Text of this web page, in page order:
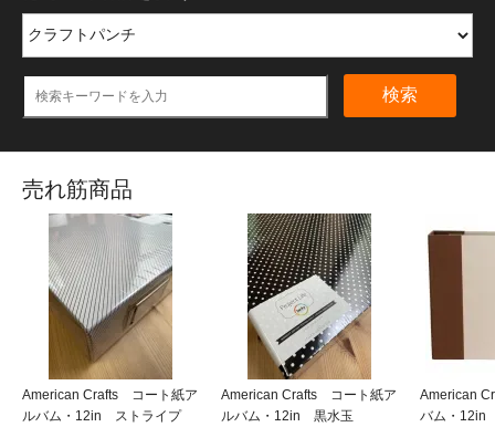
検索
売れ筋商品
American Crafts コート紙ア
ルバム・12in ストライプ
American Crafts コート紙ア
ルバム・12in 黒水玉
American
バム・